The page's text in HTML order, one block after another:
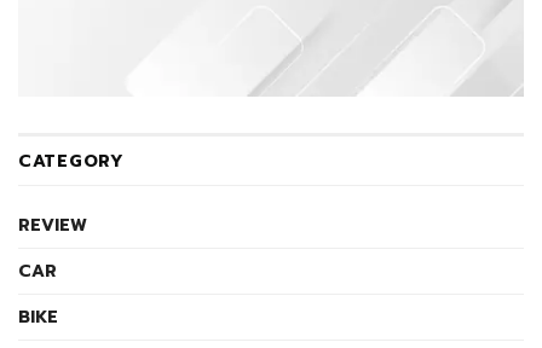
CATEGORY
REVIEW
CAR
BIKE